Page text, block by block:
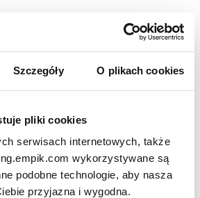
Szczegóły O plikach cookies
pliki cookies
serwisach internetowych, także
wykorzystywane są
podobne technologie, aby nasza
przyjazna i wygodna.